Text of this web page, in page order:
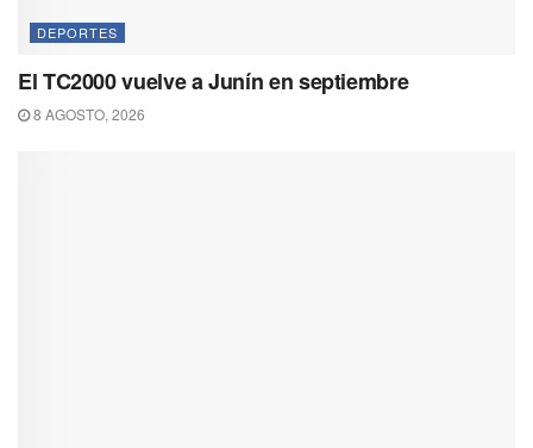
DEPORTES
El TC2000 vuelve a Junín en septiembre
8 AGOSTO, 2026